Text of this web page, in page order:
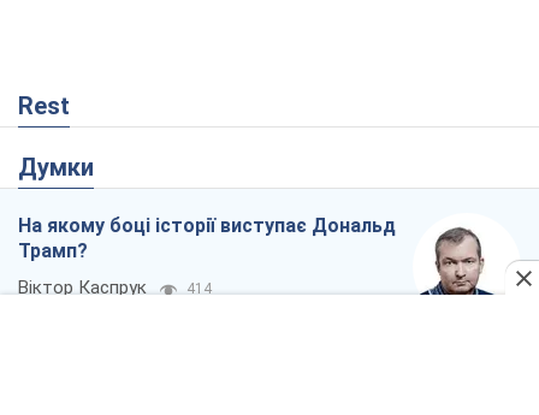
Rest
Думки
На якому боці історії виступає Дональд
Трамп?
Віктор Каспрук 414